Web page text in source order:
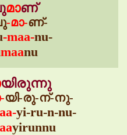
മാണ്
-മാ-ണ്-
-maa-nu-
maanu
യിരുന്നു
യി-രു-ന്-നു-
yi-ru-n-nu-
yirunnu